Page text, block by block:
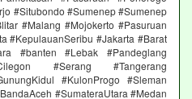
#Situbondo #Sumenep #Sumenep
#Malang #Mojokerto #Pasuruan
#KepulauanSeribu #Jakarta #Barat
#banten #Lebak #Pandeglang
#Serang #Tangerang
#KulonProgo #Sleman
#SumateraUtara #Medan